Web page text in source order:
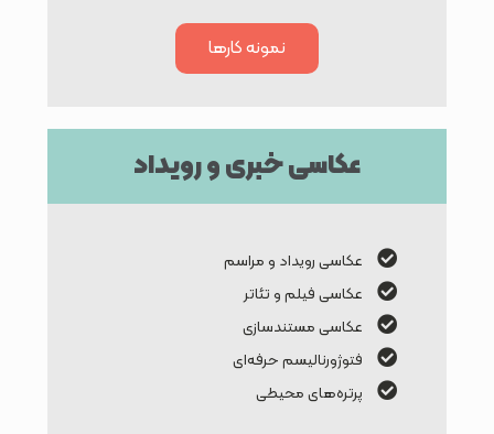
نمونه کارها
عکاسی خبری و رویداد
عکاسی رویداد و مراسم
عکاسی فیلم و تئاتر
عکاسی مستندسازی
فتوژورنالیسم حرفه‌ای
پرتره‌های محیطی